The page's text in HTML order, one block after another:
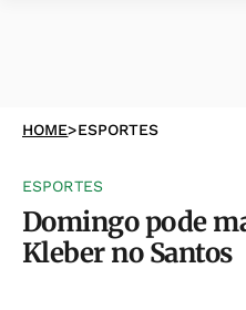
HOME>ESPORTES
ESPORTES
Domingo pode
Kleber no Santos